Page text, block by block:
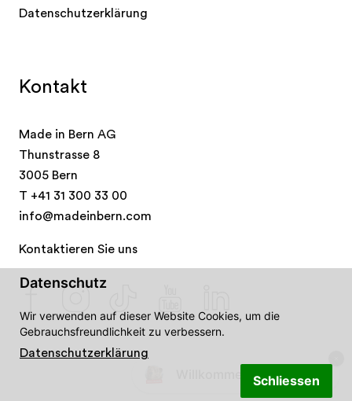
Kontakt
Made in Bern AG
Thunstrasse 8
3005 Bern
T +41 31 300 33 00
info@madeinbern.com
Kontaktieren Sie uns
Datenschutzerklärung
Willkommen in Bern! 👋🐻
Datenschutz
Wir verwenden auf dieser Website Cookies, um die
Gebrauchsfreundlichkeit zu verbessern.
Datenschutzerklärung
Schliessen